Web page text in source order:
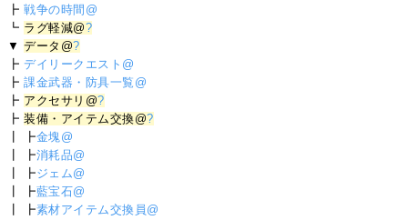
┣戦争の時間@
┗ ラグ軽減@?
▼データ@?
┣デイリークエスト@
┣課金武器・防具一覧@
┣ アクセサリ@?
┣装備・アイテム交換@?
┃ ┣金塊@
┃ ┣消耗品@
┃ ┣ジェム@
┃ ┣藍宝石@
┃ ┣素材アイテム交換員@